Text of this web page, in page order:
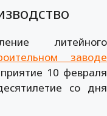
литейного
заводе
10 февраля
со дня